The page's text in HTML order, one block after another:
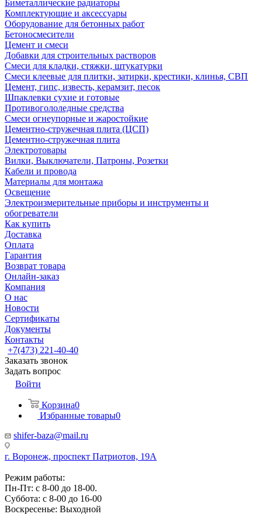
Биметаллические радиаторы
Комплектующие и аксессуары
Оборудование для бетонных работ
Бетоносмесители
Цемент и смеси
Добавки для строительных растворов
Смеси для кладки, стяжки, штукатурки
Смеси клеевые для плитки, затирки, крестики, клинья, СВП
Цемент, гипс, известь, керамзит, песок
Шпаклевки сухие и готовые
Противогололедные средства
Смеси огнеупорные и жаростойкие
Цементно-стружечная плита (ЦСП)
Цементно-стружечная плита
Электротовары
Вилки, Выключатели, Патроны, Розетки
Кабели и провода
Материалы для монтажа
Освещение
Электроизмерительные приборы и инструменты и
обогреватели
Как купить
Доставка
Оплата
Гарантия
Возврат товара
Онлайн-заказ
Компания
О нас
Новости
Сертификаты
Документы
Контакты
+7(473) 221-40-40
Заказать звонок
Задать вопрос
Войти
Корзина0
Избранные товары0
shifer-baza@mail.ru
г. Воронеж, проспект Патриотов, 19А
Режим работы:
Пн-Пт: с 8-00 до 18-00.
Суббота: с 8-00 до 16-00
Воскресенье: Выходной